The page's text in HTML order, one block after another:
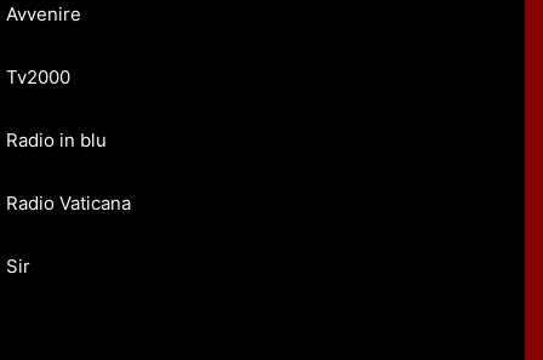
Avvenire
Tv2000
Radio in blu
Radio Vaticana
Sir